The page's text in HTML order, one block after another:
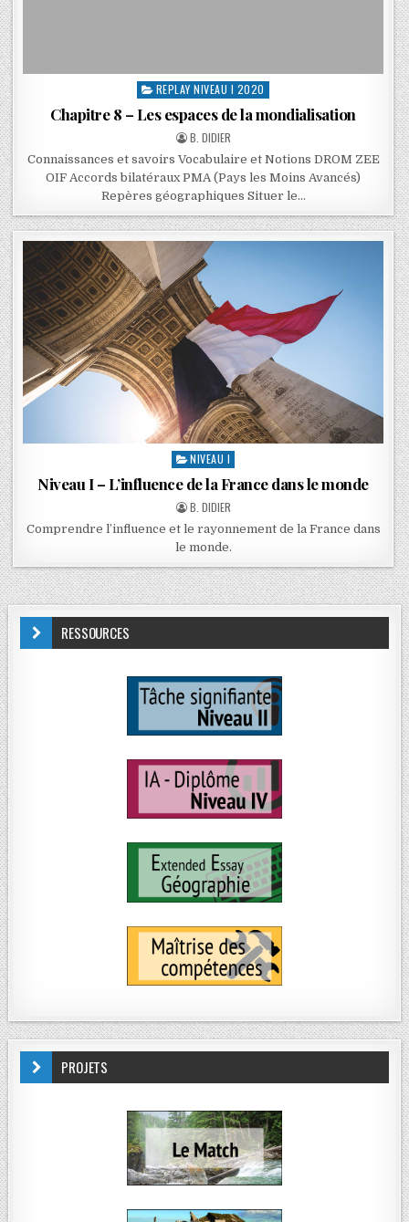
REPLAY NIVEAU I 2020
Chapitre 8 – Les espaces de la mondialisation
B. DIDIER
Connaissances et savoirs Vocabulaire et Notions DROM ZEE
OIF Accords bilatéraux PMA (Pays les Moins Avancés)
Repères géographiques Situer le…
NIVEAU I
Niveau I – L’influence de la France dans le monde
B. DIDIER
Comprendre l’influence et le rayonnement de la France dans
le monde.
RESSOURCES
PROJETS